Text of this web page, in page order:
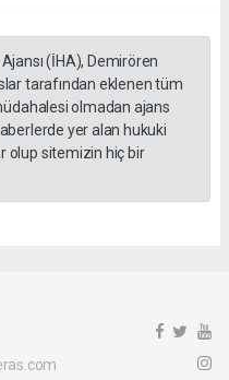
(İHA), Demirören
tarafından eklenen tüm
olmadan ajans
yer alan hukuki
olup sitemizin hiç bir